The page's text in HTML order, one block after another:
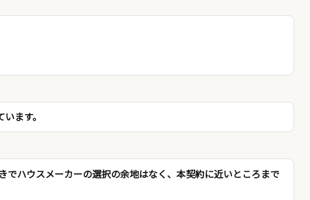
ます。
ハウスメーカーの選択の余地はなく、本契約に近いところまで